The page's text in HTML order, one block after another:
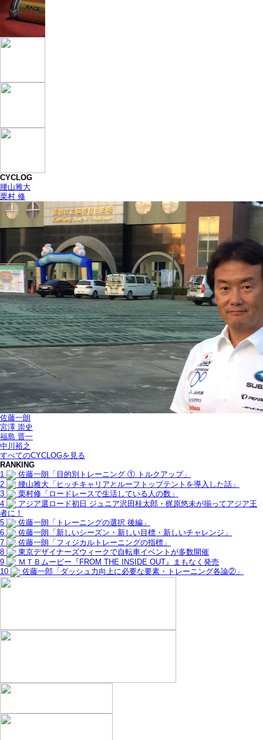
CYCLOG
腰山雅大
栗村 修
佐藤一朗
宮澤 崇史
福島 晋一
中川裕之
すべてのCYCLOGを見る
RANKING
1
佐藤一朗「目的別トレーニング ① トルクアップ」
2
腰山雅大「ヒッチキャリアとルーフトップテントを導入した話」
3
栗村修「ロードレースで生活している人の数」
4
アジア選ロード初日 ジュニア沢田桂太郎・梶原悠未が揃ってアジア王
者に！
5
佐藤一朗「トレーニングの選択 後編」
6
佐藤一朗「新しいシーズン・新しい目標・新しいチャレンジ」
7
佐藤一朗「フィジカルトレーニングの指標」
8
東京デザイナーズウィークで自転車イベントが多数開催
9
ＭＴＢムービー『FROM THE INSIDE OUT』まもなく発売
10
佐藤一郎「ダッシュ力向上に必要な要素・トレーニング各論②」